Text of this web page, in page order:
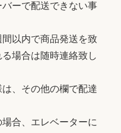
バーで配送できない事
間以内で商品発送を致
場合は随時連絡致し
は、その他の欄で配達
場合、エレベーターに